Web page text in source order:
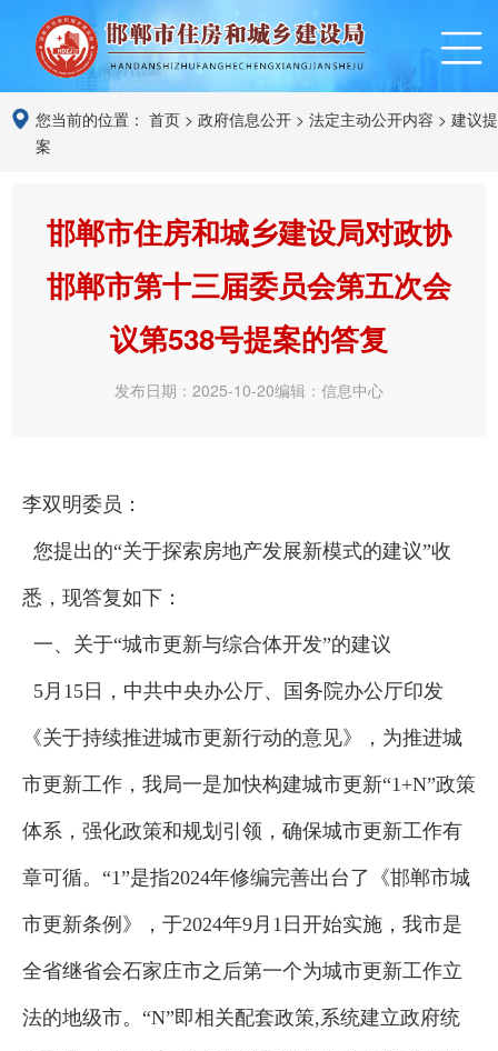
您当前的位置： 首页 > 政府信息公开 > 法定主动公开内容 > 建议提
案
邯郸市住房和城乡建设局对政协
邯郸市第十三届委员会第五次会
议第538号提案的答复
发布日期：2025-10-20编辑：信息中心
李双明委员：
您提出的“关于探索房地产发展新模式的建议”收
悉，现答复如下：
一、关于“城市更新与综合体开发”的建议
5月15日，中共中央办公厅、国务院办公厅印发
《关于持续推进城市更新行动的意见》，为推进城
市更新工作，我局一是加快构建城市更新“1+N”政策
体系，强化政策和规划引领，确保城市更新工作有
章可循。“1”是指2024年修编完善出台了《邯郸市城
市更新条例》，于2024年9月1日开始实施，我市是
全省继省会石家庄市之后第一个为城市更新工作立
法的地级市。“N”即相关配套政策,系统建立政府统